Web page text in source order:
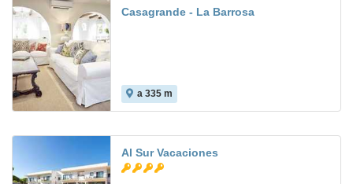
Casagrande - La Barrosa
a 335 m
Al Sur Vacaciones